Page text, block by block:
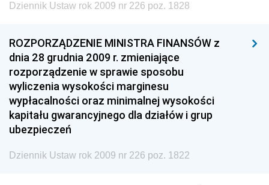
Dziennik Ustaw rok 2009 nr 226 poz. 1828
ROZPORZĄDZENIE MINISTRA FINANSÓW z
dnia 28 grudnia 2009 r. zmieniające
rozporządzenie w sprawie sposobu
wyliczenia wysokości marginesu
wypłacalności oraz minimalnej wysokości
kapitału gwarancyjnego dla działów i grup
ubezpieczeń
Dziennik Ustaw rok 2009 nr 226 poz. 1822